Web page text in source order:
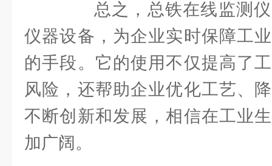
总之，总铁在线监测仪
仪器设备，为企业实时保障工
的手段。它的使用不仅提高了
风险，还帮助企业优化工艺、
不断创新和发展，相信在工业
加广阔。